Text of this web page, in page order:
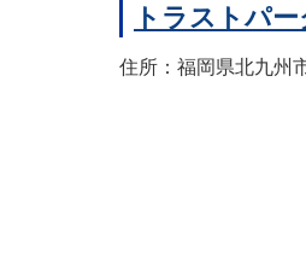
トラストパ
住所：福岡県北九州